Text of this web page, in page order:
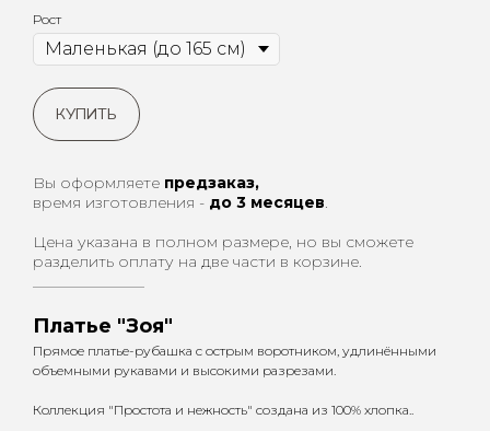
Рост
КУПИТЬ
Вы оформляете предзаказ,
время изготовления - до 3 месяцев.
Цена указана в полном размере, но вы сможете
разделить оплату на две части в корзине.
Платье "Зоя"
Прямое платье-рубашка с острым воротником, удлинёнными
объемными рукавами и высокими разрезами.
Коллекция "Простота и нежность" создана из 100% хлопка..